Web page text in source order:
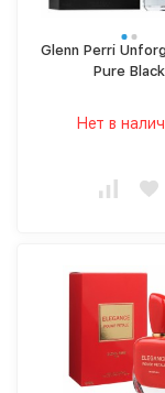
Glenn Perri
Pure Black
Нет в